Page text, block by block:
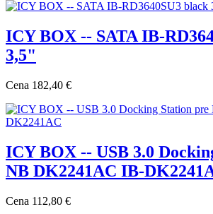
ICY BOX -- SATA IB-
3,5"
Cena 182,40 €
ICY BOX -- USB 3.0
NB DK2241AC IB-
Cena 112,80 €